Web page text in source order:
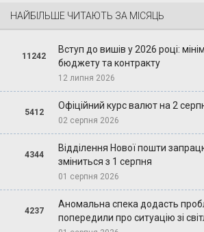
НАЙБІЛЬШЕ ЧИТАЮТЬ ЗА МІСЯЦЬ
11242
Вступ до вишів у 2026 році:
бюджету та контракту
12 липня 2026
5412
Офіційний курс валют на 2
02 серпня 2026
4344
Відділення Нової пошти
зміниться з 1 серпня
01 серпня 2026
4237
Аномальна спека додасть
попередили про ситуацію зі